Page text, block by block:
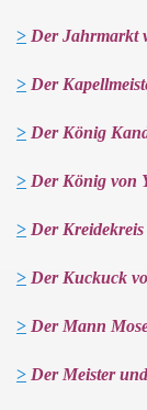
> Der Jahrmarkt
> Der
> Der König
> Der König von
> Der Kreidekreis
> Der Kuckuck
> Der Mann
> Der Meister